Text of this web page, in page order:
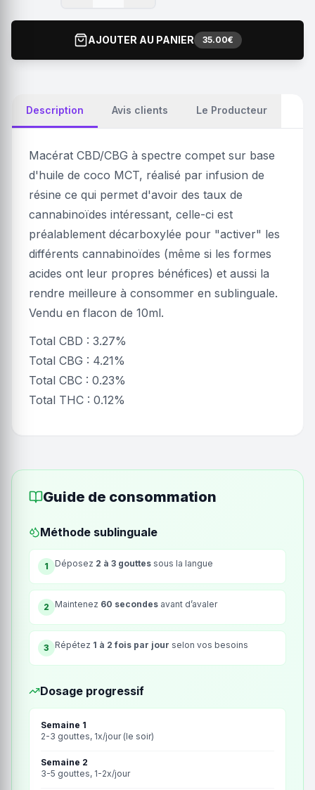
AJOUTER AU PANIER 35.00€
Description Avis clients Le Producteur
Macérat CBD/CBG à spectre compet sur base
d'huile de coco MCT, réalisé par infusion de
résine ce qui permet d'avoir des taux de
cannabinoïdes intéressant, celle-ci est
préalablement décarboxylée pour "activer" les
différents cannabinoïdes (même si les formes
acides ont leur propres bénéfices) et aussi la
rendre meilleure à consommer en sublinguale.
Vendu en flacon de 10ml.
Total CBD : 3.27%
Total CBG : 4.21%
Total CBC : 0.23%
Total THC : 0.12%
Guide de consommation
Méthode sublinguale
1 Déposez 2 à 3 gouttes sous la langue
2 Maintenez 60 secondes avant d’avaler
3 Répétez 1 à 2 fois par jour selon vos besoins
Dosage progressif
Semaine 1
2-3 gouttes, 1x/jour (le soir)
Semaine 2
3-5 gouttes, 1-2x/jour